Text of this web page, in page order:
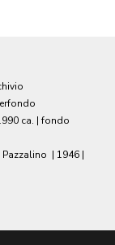
ca. | fondo
| 1946 |